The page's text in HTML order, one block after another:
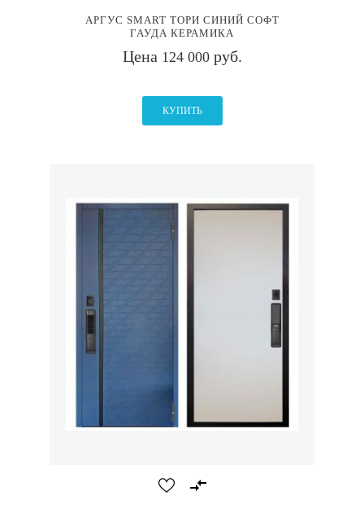
АРГУС SMART ТОРИ СИНИЙ СОФТ
ГАУДА КЕРАМИКА
Цена124 000 руб.
КУПИТЬ